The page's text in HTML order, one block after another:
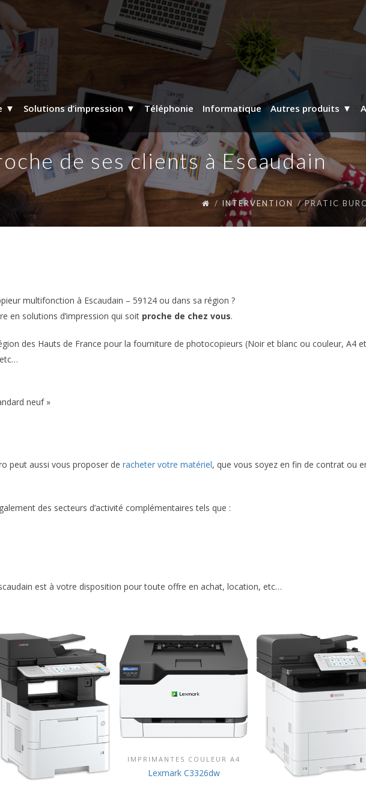
Solutions d’impression Téléphonie Informatique Autres produits
de ses clients à Escaudain
INTERVENTION PRATIC
multifonction à Escaudain – 59124 ou dans sa région ?
en solutions d’impression qui soit proche de chez vous.
des Hauts de France pour la fourniture de photocopieurs (Noir et blanc ou couleur, A4
neuf »
peut aussi vous proposer de racheter votre matériel, que vous soyez en fin de contrat ou
des secteurs d’activité complémentaires tels que :
est à votre disposition pour toute offre en achat, location, etc…
DÉCOUVRIR CE PRODUIT
IMPRIMANTES COULEUR A4
Lexmark C3326dw